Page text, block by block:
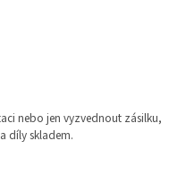
nebo jen vyzvednout zásilku,
díly skladem.